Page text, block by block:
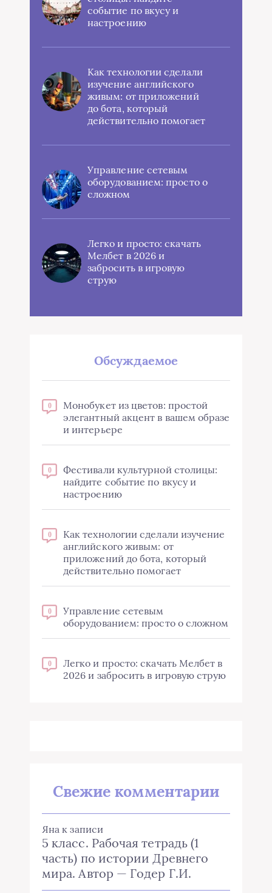
событие по вкусу и
настроению
Как технологии сделали
изучение английского
живым: от приложений
до бота, который
действительно помогает
Управление сетевым
оборудованием: просто о
сложном
Легко и просто: скачать
Мелбет в 2026 и
забросить в игровую
струю
Обсуждаемое
0
Монобукет из цветов: простой
элегантный акцент в вашем образе
и интерьере
0
Фестивали культурной столицы:
найдите событие по вкусу и
настроению
0
Как технологии сделали изучение
английского живым: от
приложений до бота, который
действительно помогает
0
Управление сетевым
оборудованием: просто о сложном
0
Легко и просто: скачать Мелбет в
2026 и забросить в игровую струю
Свежие комментарии
Яна к записи
5 класс. Рабочая тетрадь (1
часть) по истории Древнего
мира. Автор — Годер Г.И.